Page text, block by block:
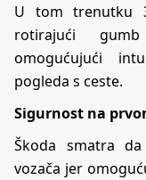
U tom trenutku
rotirajući
omogućujući
pogleda s ceste.
Sigurnost na
Škoda smatra
vozača jer